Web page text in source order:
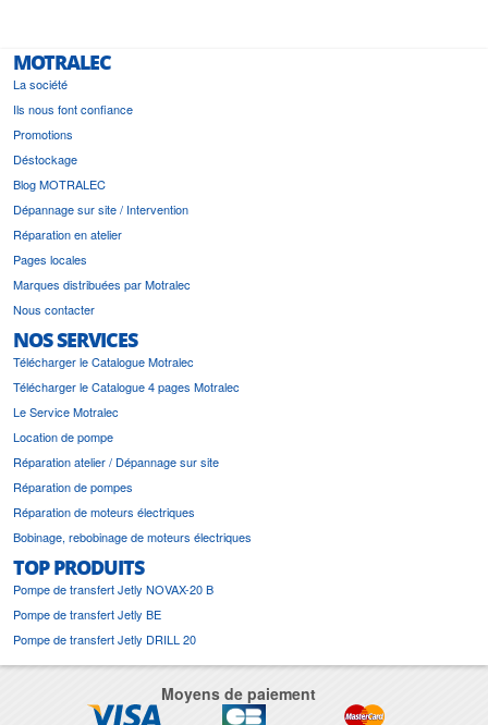
MOTRALEC
La société
Ils nous font confiance
Promotions
Déstockage
Blog MOTRALEC
Dépannage sur site / Intervention
Réparation en atelier
Pages locales
Marques distribuées par Motralec
Nous contacter
NOS SERVICES
Télécharger le Catalogue Motralec
Télécharger le Catalogue 4 pages Motralec
Le Service Motralec
Location de pompe
Réparation atelier / Dépannage sur site
Réparation de pompes
Réparation de moteurs électriques
Bobinage, rebobinage de moteurs électriques
TOP PRODUITS
Pompe de transfert Jetly NOVAX-20 B
Pompe de transfert Jetly BE
Pompe de transfert Jetly DRILL 20
Moyens de paiement